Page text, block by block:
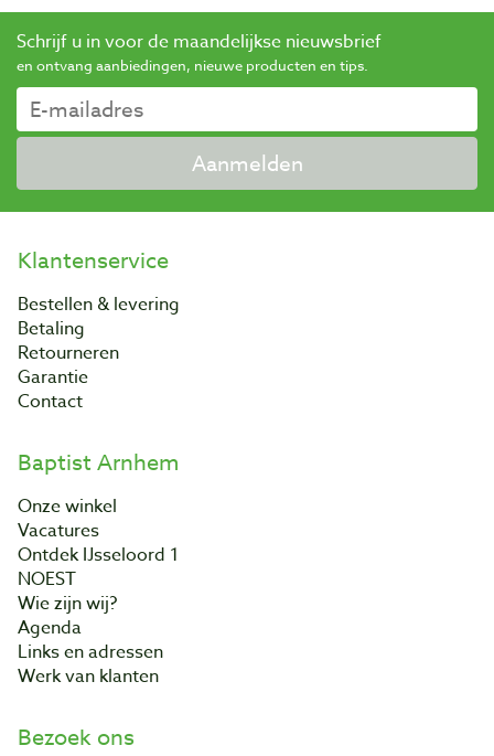
Schrijf u in voor de maandelijkse nieuwsbrief
en ontvang aanbiedingen, nieuwe producten en tips.
Aanmelden
Klantenservice
Bestellen & levering
Betaling
Retourneren
Garantie
Contact
Baptist Arnhem
Onze winkel
Vacatures
Ontdek IJsseloord 1
NOEST
Wie zijn wij?
Agenda
Links en adressen
Werk van klanten
Bezoek ons